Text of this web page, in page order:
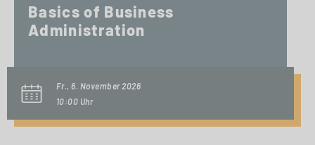
Basics of Business
Administration
Fr., 6. November 2026
10:00 Uhr